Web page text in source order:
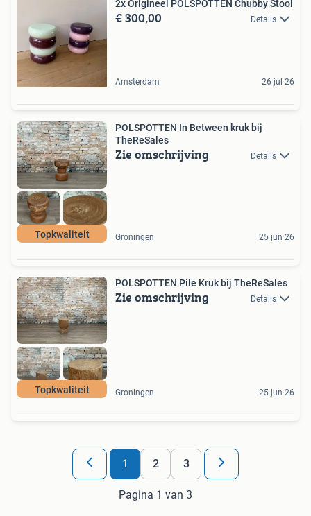
2x Origineel POLSPOTTEN Chubby Stool
€ 300,00 Details
Amsterdam 26 jul 26
Topkwaliteit
POLSPOTTEN In Between kruk bij
TheReSales
Zie omschrijving Details
Groningen 25 jun 26
Topkwaliteit
POLSPOTTEN Pile Kruk bij TheReSales
Zie omschrijving Details
Groningen 25 jun 26
1 2 3
Pagina 1 van 3